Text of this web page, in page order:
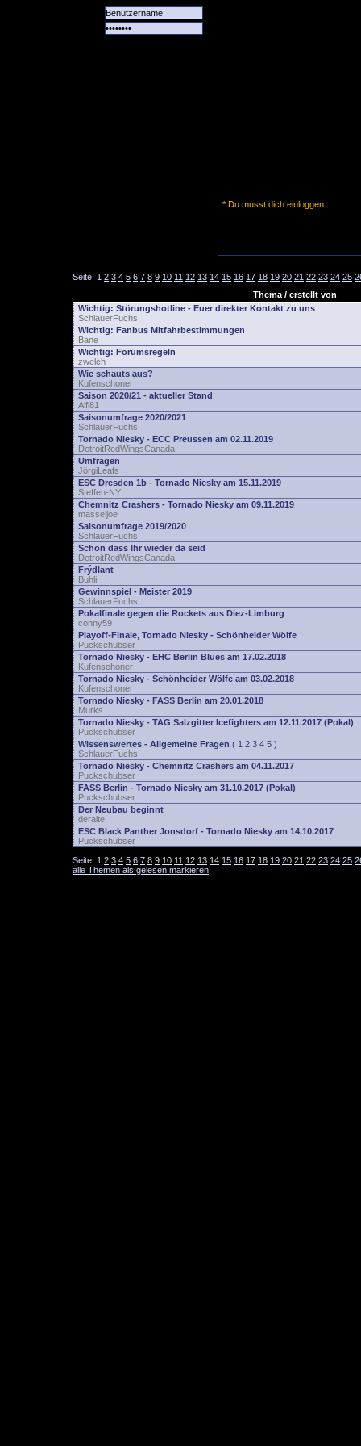
* Du musst dich einloggen.
Seite: 1 2 3 4 5 6 7 8 9 10 11 12 13 14 15 16 17 18 19 20 21 22 23 24 25
Thema / erstellt von
Wichtig: Störungshotline - Euer direkter Kontakt zu uns
SchlauerFuchs
Wichtig: Fanbus Mitfahrbestimmungen
Bane
Wichtig: Forumsregeln
zwelch
Wie schauts aus?
Kufenschoner
Saison 2020/21 - aktueller Stand
Alfi81
Saisonumfrage 2020/2021
SchlauerFuchs
Tornado Niesky - ECC Preussen am 02.11.2019
DetroitRedWingsCanada
Umfragen
JörgiLeafs
ESC Dresden 1b - Tornado Niesky am 15.11.2019
Steffen-NY
Chemnitz Crashers - Tornado Niesky am 09.11.2019
masseljoe
Saisonumfrage 2019/2020
SchlauerFuchs
Schön dass Ihr wieder da seid
DetroitRedWingsCanada
Frýdlant
Buhli
Gewinnspiel - Meister 2019
SchlauerFuchs
Pokalfinale gegen die Rockets aus Diez-Limburg
conny59
Playoff-Finale, Tornado Niesky - Schönheider Wölfe
Puckschubser
Tornado Niesky - EHC Berlin Blues am 17.02.2018
Kufenschoner
Tornado Niesky - Schönheider Wölfe am 03.02.2018
Kufenschoner
Tornado Niesky - FASS Berlin am 20.01.2018
Murks
Tornado Niesky - TAG Salzgitter Icefighters am 12.11.2017 (Pokal)
Puckschubser
Wissenswertes - Allgemeine Fragen ( 1 2 3 4 5 )
SchlauerFuchs
Tornado Niesky - Chemnitz Crashers am 04.11.2017
Puckschubser
FASS Berlin - Tornado Niesky am 31.10.2017 (Pokal)
Puckschubser
Der Neubau beginnt
deralte
ESC Black Panther Jonsdorf - Tornado Niesky am 14.10.2017
Puckschubser
Seite: 1 2 3 4 5 6 7 8 9 10 11 12 13 14 15 16 17 18 19 20 21 22 23 24 25
alle Themen als gelesen markieren